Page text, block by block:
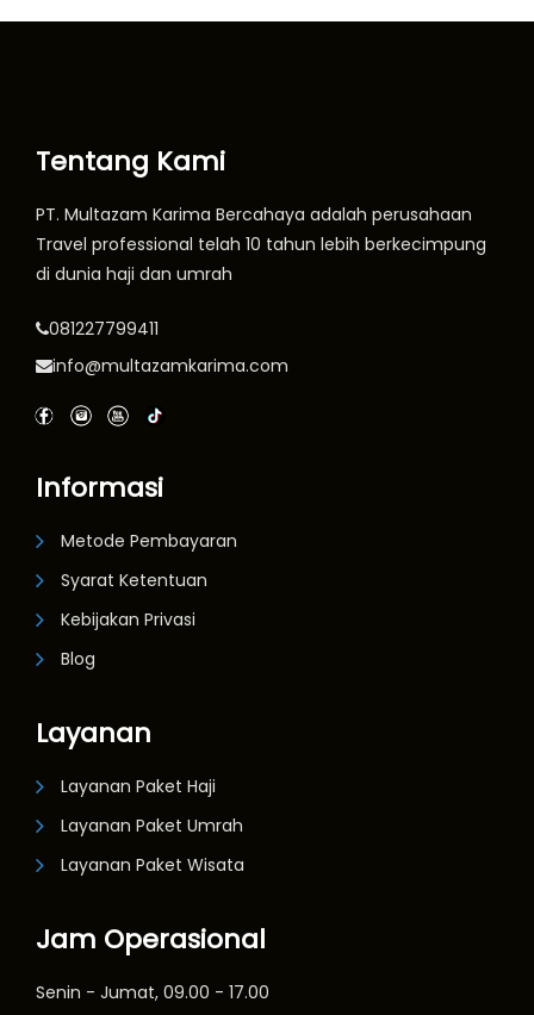
Tentang Kami
PT. Multazam Karima Bercahaya adalah perusahaan
Travel professional telah 10 tahun lebih berkecimpung
di dunia haji dan umrah
081227799411
info@multazamkarima.com
Informasi
Metode Pembayaran
Syarat Ketentuan
Kebijakan Privasi
Blog
Layanan
Layanan Paket Haji
Layanan Paket Umrah
Layanan Paket Wisata
Jam Operasional
Senin - Jumat, 09.00 - 17.00